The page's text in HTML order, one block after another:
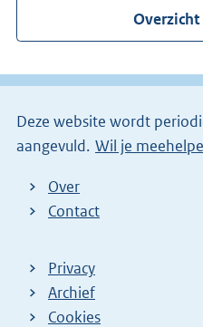
n
l
n
k
Deze website wordt
aangevuld. Wil je
Over
Contact
Privacy
Archief
Cookies